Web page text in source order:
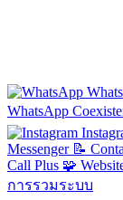
WhatsApp
Messenger 📝
Call Plus 🧩
การรวมระบบ